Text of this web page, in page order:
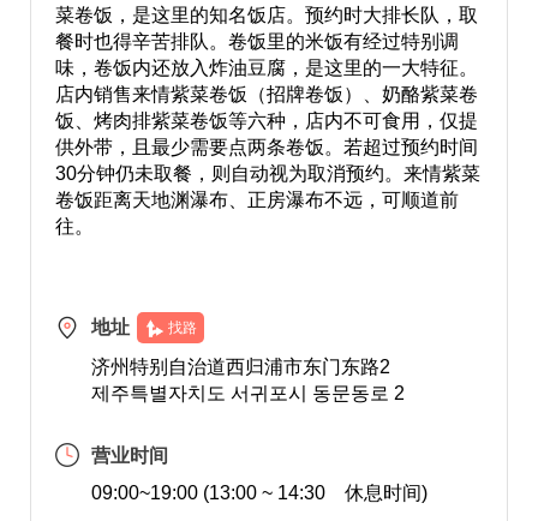
菜卷饭，是这里的知名饭店。预约时大排长队，取
餐时也得辛苦排队。卷饭里的米饭有经过特别调
味，卷饭内还放入炸油豆腐，是这里的一大特征。
店内销售来情紫菜卷饭（招牌卷饭）、奶酪紫菜卷
饭、烤肉排紫菜卷饭等六种，店内不可食用，仅提
供外带，且最少需要点两条卷饭。若超过预约时间
30分钟仍未取餐，则自动视为取消预约。来情紫菜
卷饭距离天地渊瀑布、正房瀑布不远，可顺道前
往。
地址 找路
济州特别自治道西归浦市东门东路2
제주특별자치도 서귀포시 동문동로 2
营业时间
09:00~19:00 (13:00 ~ 14:30 休息时间)